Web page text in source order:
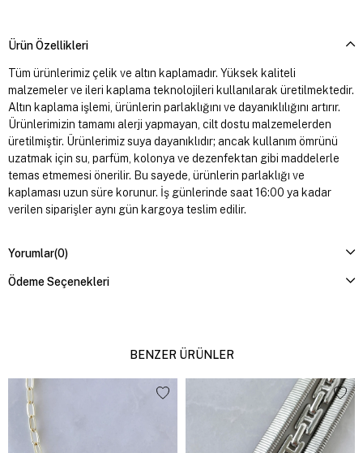
Ürün Özellikleri
Tüm ürünlerimiz çelik ve altın kaplamadır. Yüksek kaliteli
malzemeler ve ileri kaplama teknolojileri kullanılarak üretilmektedir.
Altın kaplama işlemi, ürünlerin parlaklığını ve dayanıklılığını artırır.
Ürünlerimizin tamamı alerji yapmayan, cilt dostu malzemelerden
üretilmiştir. Ürünlerimiz suya dayanıklıdır; ancak kullanım ömrünü
uzatmak için su, parfüm, kolonya ve dezenfektan gibi maddelerle
temas etmemesi önerilir. Bu sayede, ürünlerin parlaklığı ve
kaplaması uzun süre korunur. İş günlerinde saat 16:00 ya kadar
verilen siparişler aynı gün kargoya teslim edilir.
Yorumlar(0)
Ödeme Seçenekleri
BENZER ÜRÜNLER